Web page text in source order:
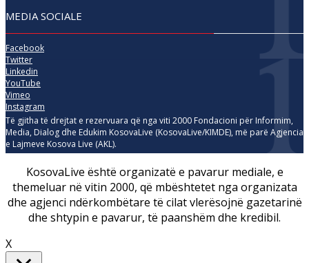
MEDIA SOCIALE
Facebook
Twitter
Linkedin
YouTube
Vimeo
Instagram
Të gjitha të drejtat e rezervuara që nga viti 2000 Fondacioni për Informim,
Media, Dialog dhe Edukim KosovaLive (KosovaLive/KIMDE), më parë Agjencia
e Lajmeve Kosova Live (AKL).
KosovaLive është organizatë e pavarur mediale, e
themeluar në vitin 2000, që mbështetet nga organizata
dhe agjenci ndërkombëtare të cilat vlerësojnë gazetarinë
dhe shtypin e pavarur, të paanshëm dhe kredibil.
X